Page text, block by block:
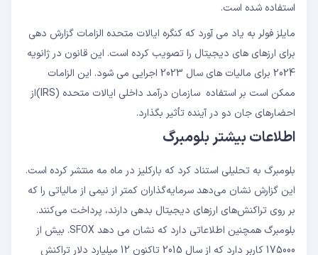
استفاده شده است.
مایلز فولر به یاد می آورد که کنگره ایالات متحده الزامات گزارش دهی
برای ارزهای های دیجیتال را تصویب کرده است. این قانون در ژانویه
2024 برای مالیات های سال 2023 اجرایی می شود. این الزامات
ممکن است بر استفاده سازمان درآمد داخلی ایالات متحده (IRS)از
احضارهای جان دو در آینده تأثیر بگذارد.
اطلاعات بیشتر بلومبرگ
بلومبرگ به تحلیلی استناد کرد که بارکلیز در ماه مه منتشر کرده است.
این گزارش نشان می‌دهد سرمایه‌گذاران کمتر از نیمی از مالیاتی را که
بر روی تراکنش‌های ارزهای دیجیتال بدهی دارند، پرداخت می‌کنند.
بلومبرگ همچنین اطلاعاتی دارد که نشان می دهد SFOX. بیش از
175000 کاربر دارد که از سال 2015 تاکنون 12 میلیارد دلار تراکنش